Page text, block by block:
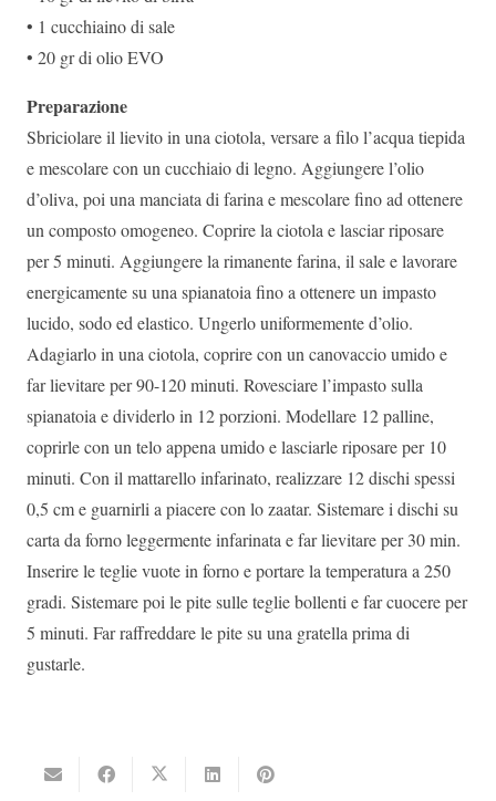
• 1 cucchiaino di sale
• 20 gr di olio EVO
Preparazione
Sbriciolare il lievito in una ciotola, versare a filo l’acqua tiepida
e mescolare con un cucchiaio di legno. Aggiungere l’olio
d’oliva, poi una manciata di farina e mescolare fino ad ottenere
un composto omogeneo. Coprire la ciotola e lasciar riposare
per 5 minuti. Aggiungere la rimanente farina, il sale e lavorare
energicamente su una spianatoia fino a ottenere un impasto
lucido, sodo ed elastico. Ungerlo uniformemente d’olio.
Adagiarlo in una ciotola, coprire con un canovaccio umido e
far lievitare per 90-120 minuti. Rovesciare l’impasto sulla
spianatoia e dividerlo in 12 porzioni. Modellare 12 palline,
coprirle con un telo appena umido e lasciarle riposare per 10
minuti. Con il mattarello infarinato, realizzare 12 dischi spessi
0,5 cm e guarnirli a piacere con lo zaatar. Sistemare i dischi su
carta da forno leggermente infarinata e far lievitare per 30 min.
Inserire le teglie vuote in forno e portare la temperatura a 250
gradi. Sistemare poi le pite sulle teglie bollenti e far cuocere per
5 minuti. Far raffreddare le pite su una gratella prima di
gustarle.